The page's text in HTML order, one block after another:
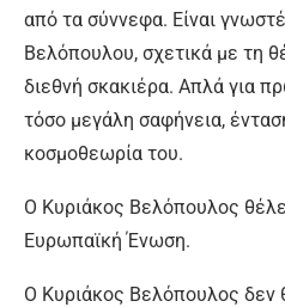
από τα σύννεφα. Είναι
Βελόπουλου, σχετικά με τη
διεθνή σκακιέρα. Απλά για
τόσο μεγάλη σαφήνεια,
κοσμοθεωρία του.
Ο Κυριάκος Βελόπουλος
Ευρωπαϊκή Ένωση.
Ο Κυριάκος Βελόπουλος δεν